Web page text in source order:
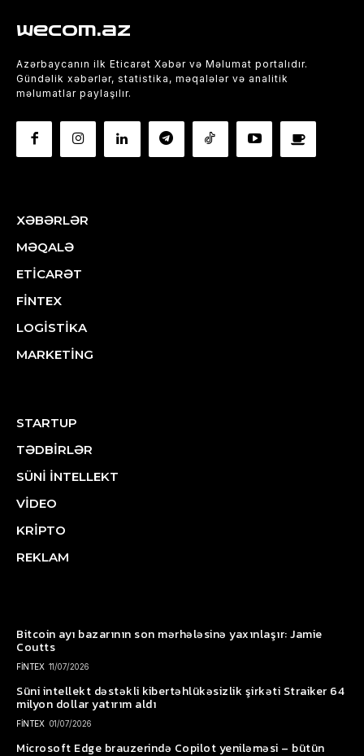
wecom.az
Azərbaycanın ilk Eticarət Xəbər və Məlumat portalıdır.
Gündəlik xəbərlər, statistika, məqalələr və analitik
məlumatlar paylaşılır.
XƏBƏRLƏR
MƏQALƏ
ETİCARƏT
FİNTEX
LOGİSTİKA
MARKETİNG
STARTUP
TƏDBİRLƏR
SÜNİ İNTELLEKT
VİDEO
KRİPTO
REKLAM
Bitcoin ayı bazarının son mərhələsinə yaxınlaşır: Jamie
Coutts
FİNTEX 11/07/2026
Süni intellekt dəstəkli kibertəhlükəsizlik şirkəti Straiker 64
milyon dollar yatırım aldı
FİNTEX 01/07/2026
Microsoft Edge brauzerində Copilot yeniləməsi – bütün